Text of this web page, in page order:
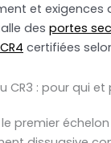
et exigences
des portes
certifiées
CR3 : pour qui et
le premier